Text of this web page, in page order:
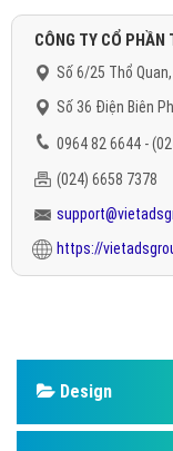
CÔNG TY CỔ PHẦN
Số 6/25 Thổ
Số 36 Điện Biên
0964 82 6644 -
(024) 6658 7378
https://
Design